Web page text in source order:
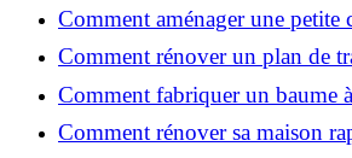
?
Comment aménager une petite
chaque centimètre carré ?
Comment rénover un plan de
facilement : guide étape par
Comment fabriquer un baume
naturel au suif ?
Comment rénover sa maison